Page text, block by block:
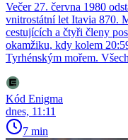
Večer 27. června 1980
vnitrostátní let Itavia 870.
cestujících a čtyři členy
okamžiku, kdy kolem
Tyrhénským mořem.
Kód Enigma
dnes, 11:11
7 min